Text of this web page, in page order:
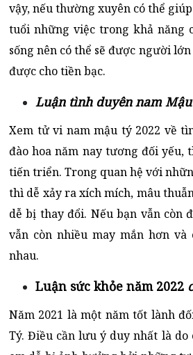
vậy, nếu thường xuyên có thể
tuổi những việc trong khả năng
sống nên có thể sẽ được người
được cho tiền bạc.
Luận tình duyên nam
Xem tử vi nam mậu tý 2022 về
đào hoa năm nay tương đối yếu,
tiến triển. Trong quan hệ với
thì dễ xảy ra xích mích, mâu
dễ bị thay đổi. Nếu bạn vẫn còn
vẫn còn nhiều may mắn hơn và
nhau.
Luận sức khỏe năm 2022
Năm 2021 là một năm tốt lành
Tý. Điều cần lưu ý duy nhất là do